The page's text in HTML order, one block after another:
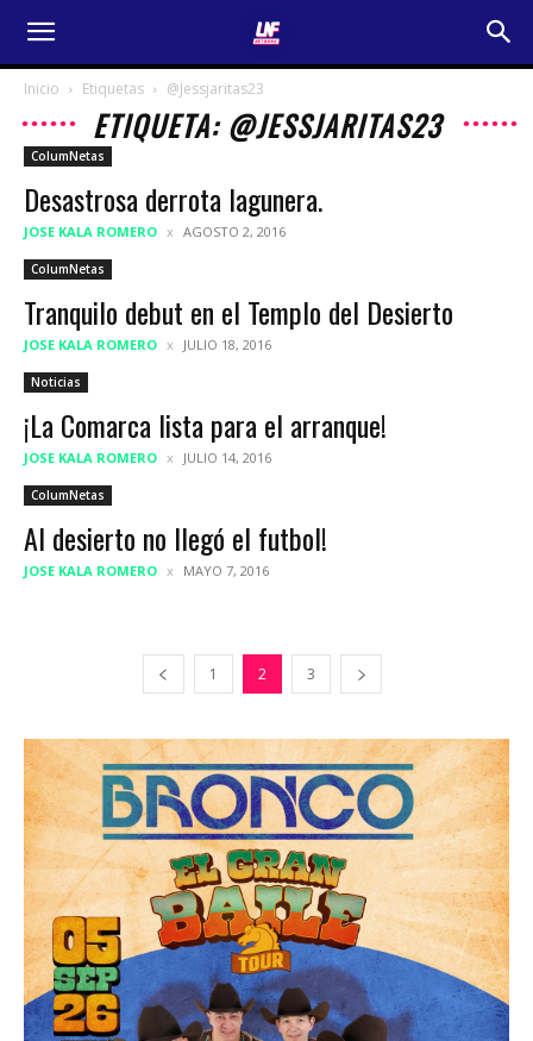
Inicio Etiquetas @Jessjaritas23
ETIQUETA: @JESSJARITAS23
ColumNetas
Desastrosa derrota lagunera.
JOSE KALA ROMERO AGOSTO 2, 2016
ColumNetas
Tranquilo debut en el Templo del Desierto
JOSE KALA ROMERO JULIO 18, 2016
Noticias
¡La Comarca lista para el arranque!
JOSE KALA ROMERO JULIO 14, 2016
ColumNetas
Al desierto no llegó el futbol!
JOSE KALA ROMERO MAYO 7, 2016
1 2 3